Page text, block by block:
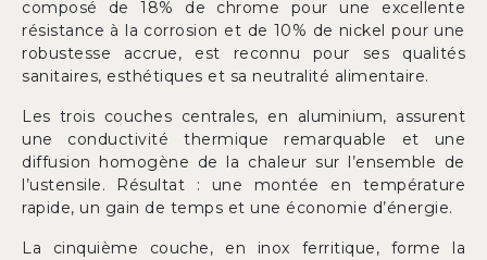
composé de 18% de chrome pour une excellente
résistance à la corrosion et de 10% de nickel pour une
robustesse accrue, est reconnu pour ses qualités
sanitaires, esthétiques et sa neutralité alimentaire.
Les trois couches centrales, en aluminium, assurent
une conductivité thermique remarquable et une
diffusion homogène de la chaleur sur l’ensemble de
l’ustensile. Résultat : une montée en température
rapide, un gain de temps et une économie d’énergie.
La cinquième couche, en inox ferritique, forme la